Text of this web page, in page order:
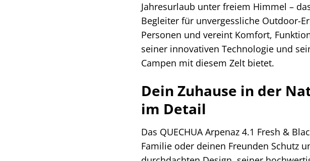
Jahresurlaub unter freiem Himmel –
Begleiter für unvergessliche Outdoor-
Personen und vereint Komfort,
seiner innovativen Technologie und
Campen mit diesem Zelt bietet.
Dein Zuhause in der
im Detail
Das QUECHUA Arpenaz 4.1 Fresh &
Familie oder deinen Freunden Schutz